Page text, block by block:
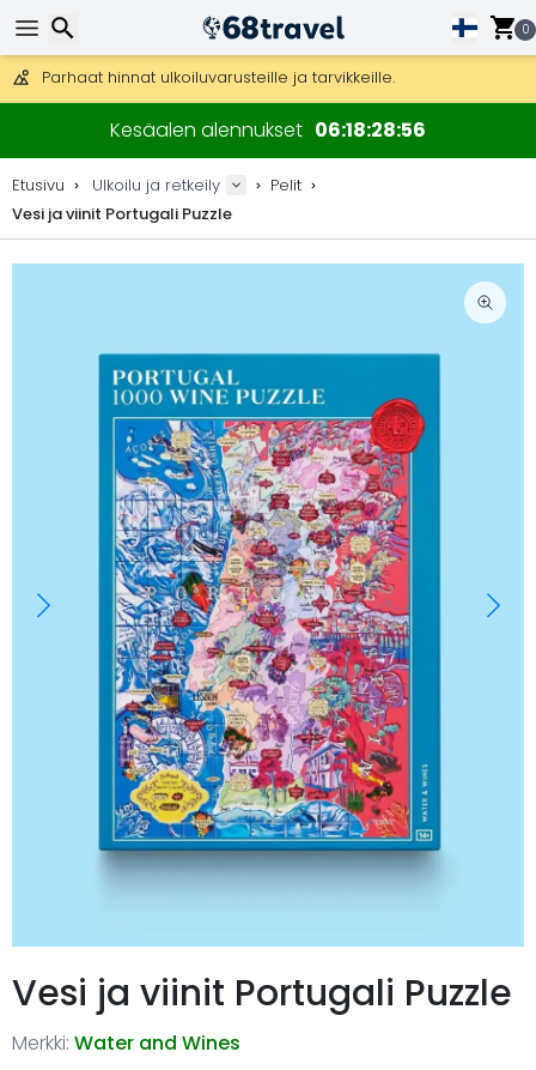
0
Mahdollisuus lähettää DHL Express -lähetyksenä (toimitus 24
30 päivää palautukseen, 90 päivää puukarttoihin ja koristeisiin.
Parhaat hinnat ulkoiluvarusteille ja tarvikkeille.
Kesäalen alennukset 06 18 28 55
Etusivu Ulkoilu ja retkeily
Pelit
Vesi ja viinit Portugali Puzzle
Vesi ja viinit Portugali Puzzle
Merkki: Water and Wines
Etsi